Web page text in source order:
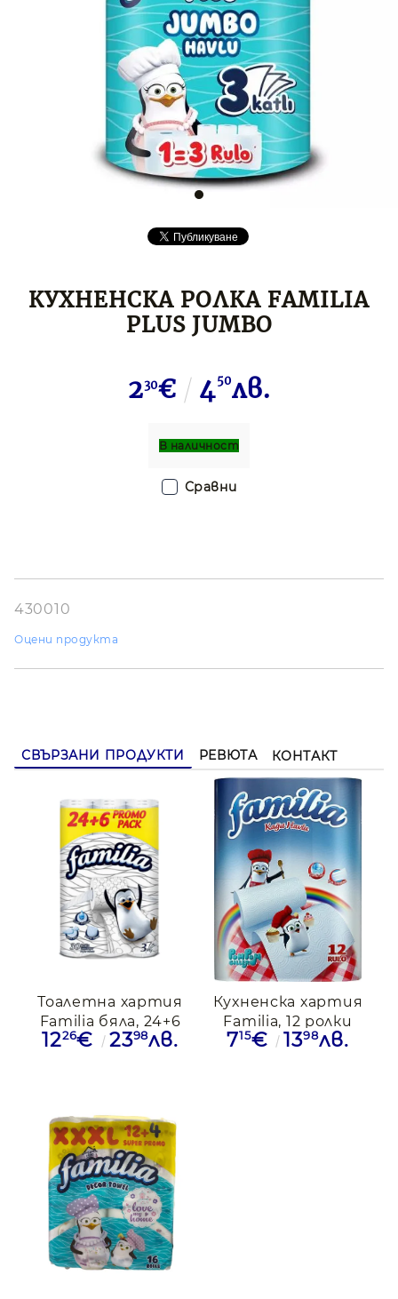
КУХНЕНСКА РОЛКА FAMILIA
PLUS JUMBO
230€ 450лв.
В наличност
430010
Оцени продукта
Сравни
СВЪРЗАНИ ПРОДУКТИ РЕВЮТА КОНТАКТ
Тоалетна хартия
Familia бяла, 24+6
ролки
1226€ 2398лв.
Кухненска хартия
Familia, 12 ролки
715€ 1398лв.